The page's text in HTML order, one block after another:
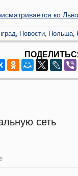
ко
Новости Польша
сеть